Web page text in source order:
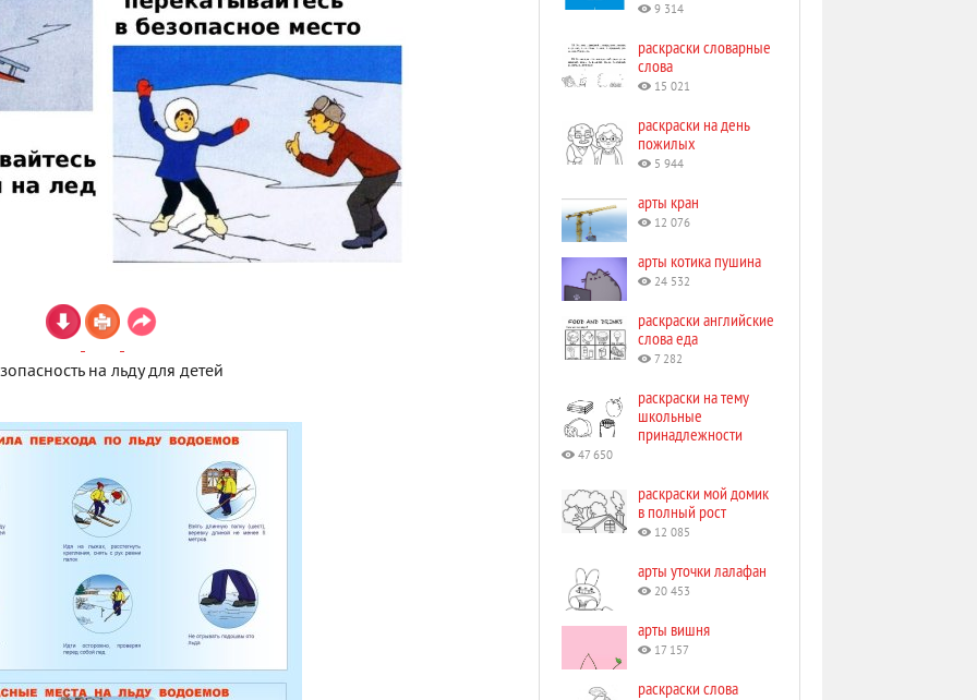
на льду для детей
9 314
раскраски словарные
слова
15 021
раскраски на день
пожилых
5 944
арты кран
12 076
арты котика пушина
24 532
раскраски английские
слова еда
7 282
раскраски на тему
школьные
принадлежности
47 650
раскраски мой домик
в полный рост
12 085
арты уточки лалафан
20 453
арты вишня
17 157
раскраски слова